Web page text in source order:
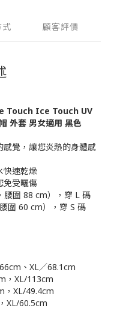
式 顧客評價
Touch Ice Touch UV
外套 男女適用 黑色
覺，讓您炎熱的身體感
快速乾燥
免受曬傷
圍 88 cm），穿 L 碼
圍 60 cm），穿 S 碼
、XL／68.1cm
，XL/113cm
，XL/49.4cm
XL/60.5cm